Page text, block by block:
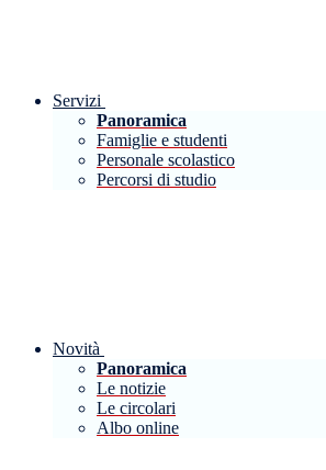
Servizi
Panoramica
Famiglie e studenti
Personale scolastico
Percorsi di studio
Novità
Panoramica
Le notizie
Le circolari
Albo online